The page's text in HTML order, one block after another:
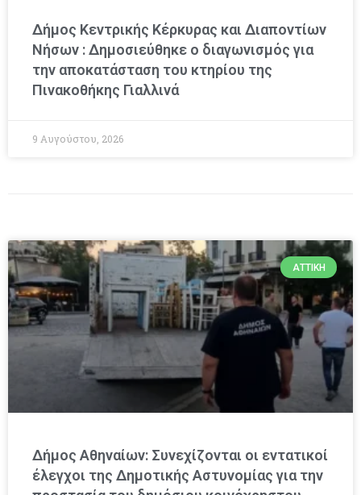
Δήμος Κεντρικής Κέρκυρας και Διαποντίων
Νήσων : Δημοσιεύθηκε ο διαγωνισμός για
την αποκατάσταση του κτηρίου της
Πινακοθήκης Γιαλλινά
9 Αυγούστου, 2026
ΑΤΤΙΚΉ
Δήμος Αθηναίων: Συνεχίζονται οι εντατικοί
έλεγχοι της Δημοτικής Αστυνομίας για την